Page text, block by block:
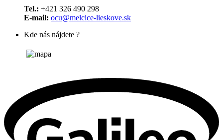
Tel.: +421 326 490 298
E-mail: ocu@melcice-lieskove.sk
Kde nás nájdete ?